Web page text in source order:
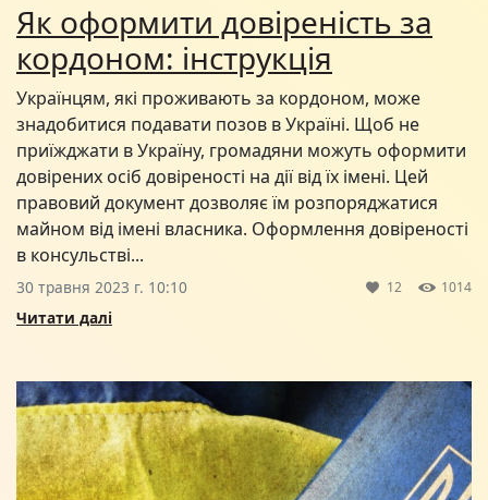
Як оформити довіреність за
кордоном: інструкція
Українцям, які проживають за кордоном, може
знадобитися подавати позов в Україні. Щоб не
приїжджати в Україну, громадяни можуть оформити
довірених осіб довіреності на дії від їх імені. Цей
правовий документ дозволяє їм розпоряджатися
майном від імені власника. Оформлення довіреності
в консульстві...
30 травня 2023 г. 10:10 12 1014
Читати далі